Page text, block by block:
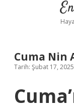
Cuma Nin
Tarih: Şubat 17, 2025